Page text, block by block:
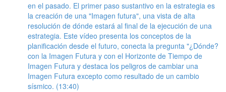
en el pasado. El primer paso sustantivo en la estrategia es
la creación de una "Imagen futura", una vista de alta
resolución de dónde estará al final de la ejecución de una
estrategia. Este vídeo presenta los conceptos de la
planificación desde el futuro, conecta la pregunta "¿Dónde?
con la Imagen Futura y con el Horizonte de Tiempo de
Imagen Futura y destaca los peligros de cambiar una
Imagen Futura excepto como resultado de un cambio
sísmico. (13:40)